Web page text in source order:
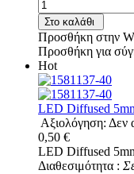
Στο καλάθι
Προσθήκη στην
Προσθήκη για
Hot
LED Diffused
Αξιολόγηση: Δεν
0,50 €
LED Diffused
Διαθεσιμότητα :